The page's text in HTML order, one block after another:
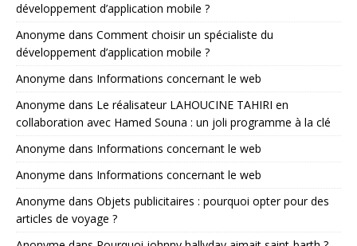
développement d’application mobile ?
Anonyme dans Comment choisir un spécialiste du
développement d’application mobile ?
Anonyme dans Informations concernant le web
Anonyme dans Le réalisateur LAHOUCINE TAHIRI en
collaboration avec Hamed Souna : un joli programme à la clé
Anonyme dans Informations concernant le web
Anonyme dans Informations concernant le web
Anonyme dans Objets publicitaires : pourquoi opter pour des
articles de voyage ?